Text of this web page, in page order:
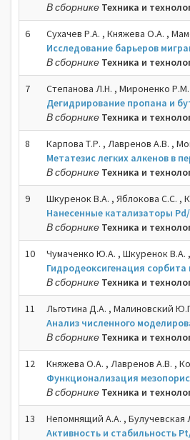
В сборнике Техника и
6
Сухачев Р.А. , Княжева О.А. ,
Исследование барьеров
В сборнике Техника и
7
Степанова Л.Н. , Мироненко
Дегидрирование пропана и
В сборнике Техника и
8
Карпова Т.Р. , Лавренов А.В. ,
Метатезис легких алкенов в
В сборнике Техника и
9
Шкуренок В.А. , Яблокова С.С. ,
Нанесенные катализаторы
В сборнике Техника и
10
Чумаченко Ю.А. , Шкуренок В.А.
Гидродеоксигенация
В сборнике Техника и
11
Льготина Д.А. , Малиновский
Анализ численного
В сборнике Техника и
12
Княжева О.А. , Лавренов А.В. ,
Функционализация
В сборнике Техника и
13
Непомнящий А.А. , Булучевская
Активность и стабильность